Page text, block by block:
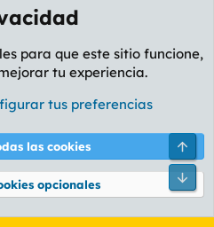
Política de privacidad Ayuda
2026 XenForo Ltd.
para que este sitio funcione,
tu experiencia.
tus preferencias
las cookies
opcionales
Pie